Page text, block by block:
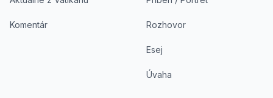
Komentár Rozhovor
Esej
Úvaha